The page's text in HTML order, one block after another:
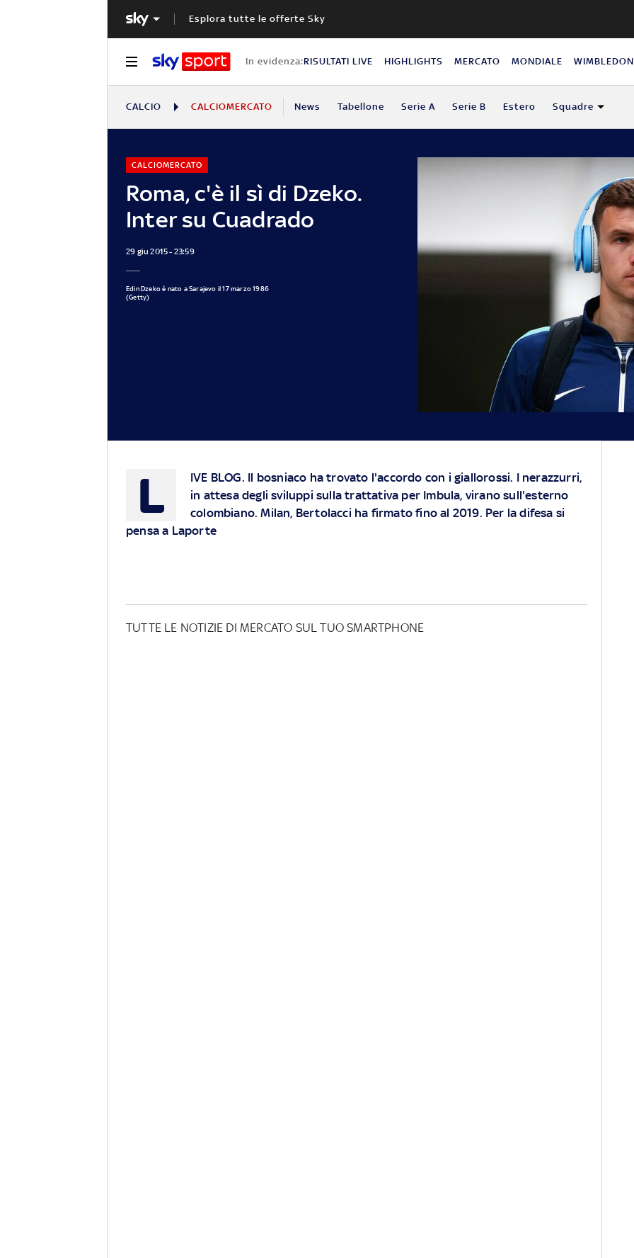
Esplora tutte le offerte Sky
In evidenza:RISULTATI LIVE HIGHLIGHTS MERCATO MONDIALE WIMBLEDON
CALCIO CALCIOMERCATO News Tabellone Serie A Serie B Estero Squadre
Roma, c'è il sì di Dzeko.
Inter su Cuadrado
CALCIOMERCATO
29 giu 2015 - 23:59
Edin Dzeko è nato a Sarajevo il 17 marzo 1986
(Getty)
L IVE BLOG. Il bosniaco ha trovato l'accordo con i giallorossi. I nerazzurri,
in attesa degli sviluppi sulla trattativa per Imbula, virano sull'esterno
colombiano. Milan, Bertolacci ha firmato fino al 2019. Per la difesa si
pensa a Laporte
TUTTE LE NOTIZIE DI MERCATO SUL TUO SMARTPHONE